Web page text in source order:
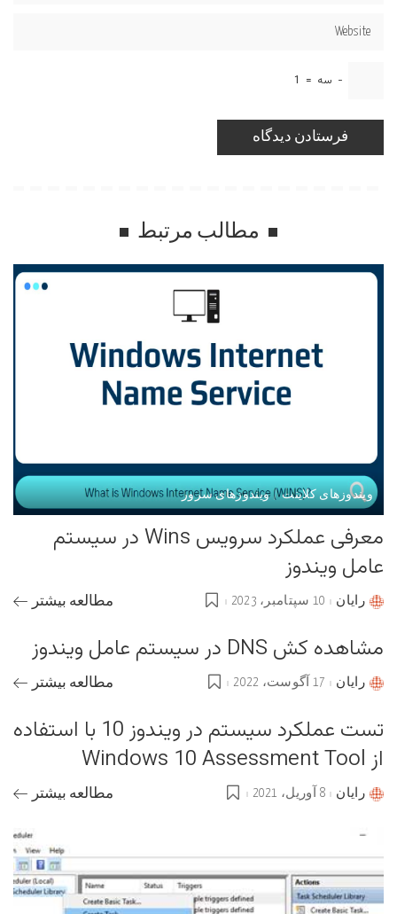
− سه =
1
مطالب مرتبط
ویندوزهای کلاینت ویندوزهای سرور
معرفی عملکرد سرویس Wins در سیستم
عامل ویندوز
Postedرایان 10 سپتامبر، 2023 مطالعه بیشتر
مشاهده کش DNS در سیستم عامل ویندوز
Postedرایان 17 آگوست، 2022 مطالعه بیشتر
تست عملکرد سیستم در ویندوز 10 با استفاده
از Windows 10 Assessment Tool
Postedرایان 8 آوریل، 2021 مطالعه بیشتر